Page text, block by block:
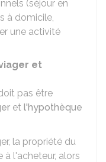
(séjour en
à domicile,
une activité
et
pas être
et l'hypothèque
la propriété du
l'acheteur, alors